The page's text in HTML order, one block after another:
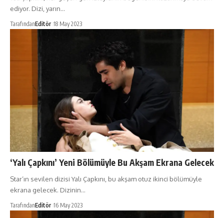
ediyor. Dizi, yarın…
TarafındanEditör 18 May 2023
‘Yalı Çapkını’ Yeni Bölümüyle Bu Akşam Ekrana Gelecek
Star‘ın sevilen dizisi Yalı Çapkını, bu akşam otuz ikinci bölümüyle
ekrana gelecek. Dizinin…
TarafındanEditör 16 May 2023